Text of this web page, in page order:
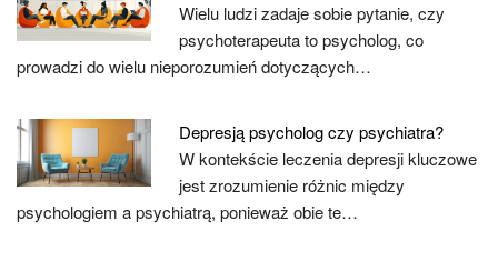
Wielu ludzi zadaje sobie pytanie, czy
psychoterapeuta to psycholog, co
prowadzi do wielu nieporozumień dotyczących…
Depresją psycholog czy psychiatra?
W kontekście leczenia depresji kluczowe
jest zrozumienie różnic między
psychologiem a psychiatrą, ponieważ obie te…